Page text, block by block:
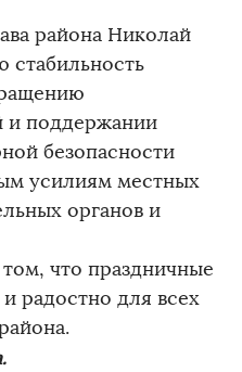
района Николай
стабильность
и поддержании
безопасности
усилиям местных
органов и
что праздничные
радостно для всех